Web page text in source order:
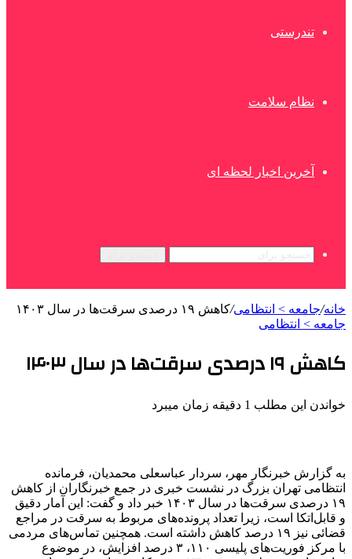
تندرستی
نظام سلامت
آخرین اخبار لحظه ای
خانه/جامعه > انتظامی/کاهش ۱۹ درصدی سرقت‌ها در سال ۱۴۰۳
جامعه > انتظامی
کاهش ۱۹ درصدی سرقت‌ها در سال ۱۴۰۳
خواندن این مطلب 1 دقیقه زمان میبرد
به گزارش خبرنگار مهر، سردار عباسعلی محمدیان، فرمانده
انتظامی تهران بزرگ در نشست خبری در جمع خبرنگاران از کاهش
۱۹ درصدی سرقت‌ها در سال ۱۴۰۳ خبر داد و گفت: این آمار دقیق
و قابل‌اتکا است، زیرا تعداد پرونده‌های مربوط به سرقت در مراجع
قضائی نیز ۱۹ درصد کاهش داشته است. همچنین تماس‌های مردمی
با مرکز فوریت‌های پلیسی ۱۱۰، ۳ درصد افزایش، در موضوع